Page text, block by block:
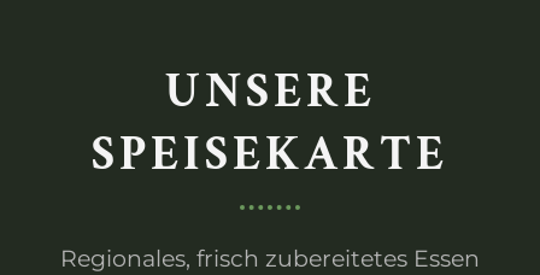
UNSERE
SPEISEKARTE
Regionales, frisch zubereitetes Essen